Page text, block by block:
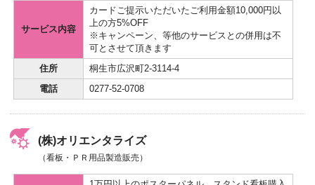
サービス内容
カードご提示いただいたご利用金額10,000円以
上の方5%OFF
※キャンペーン、等他のサービスとの併用は不
可とさせて頂きます
住所 桐生市広沢町2-3114-4
電話 0277-52-0708
(株)オリエンタライズ
（看板・ＰＲ用品製造販売）